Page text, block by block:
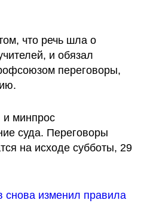
что речь шла о
и обязал
переговоры,
минпрос
суда. Переговоры
на исходе субботы, 29
снова изменил правила